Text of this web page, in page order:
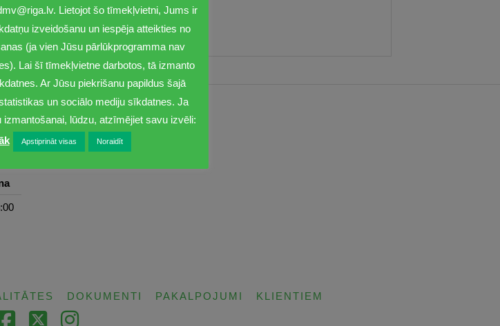
DOKUMENTI PAKALPOJUMI KLIENTIEM
Facebook
X Instagram
Lietojot šo tīmekļvietni, Jums ir
izveidošanu un iespēja atteikties no
(ja vien Jūsu pārlūkprogramma nav
Lai šī tīmekļvietne darbotos, tā izmanto
Ar Jūsu piekrišanu papildus šajā
un sociālo mediju sīkdatnes. Ja
lūdzu, atzīmējiet savu izvēli:
Apstiprināt visas Noraidīt